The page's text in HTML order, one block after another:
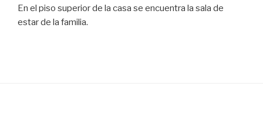
En el piso superior de la casa se encuentra la sala de
estar de la familia.